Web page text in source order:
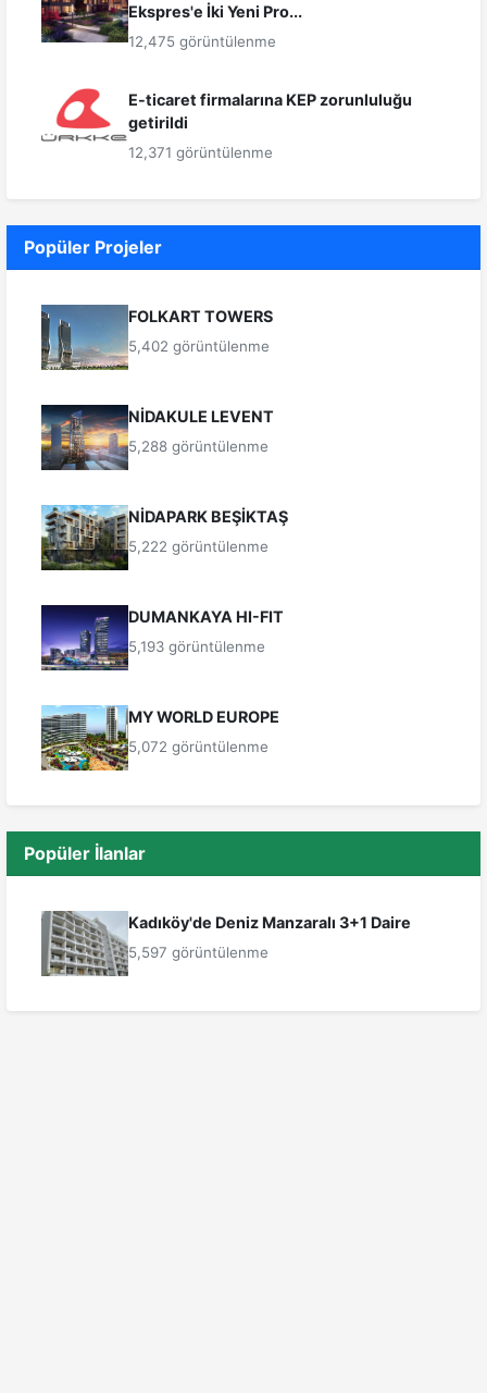
Ekspres'e İki Yeni Pro...
12,475 görüntülenme
E-ticaret firmalarına KEP zorunluluğu
getirildi
12,371 görüntülenme
Popüler Projeler
FOLKART TOWERS
5,402 görüntülenme
NİDAKULE LEVENT
5,288 görüntülenme
NİDAPARK BEŞİKTAŞ
5,222 görüntülenme
DUMANKAYA HI-FIT
5,193 görüntülenme
MY WORLD EUROPE
5,072 görüntülenme
Popüler İlanlar
Kadıköy'de Deniz Manzaralı 3+1 Daire
5,597 görüntülenme